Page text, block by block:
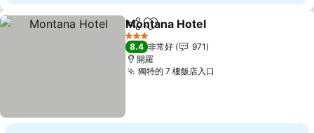
分享 加入我的最愛
Montana Hotel
3 星級
8.4 非常好
971
開羅
獨特的 7 樓飯店入口